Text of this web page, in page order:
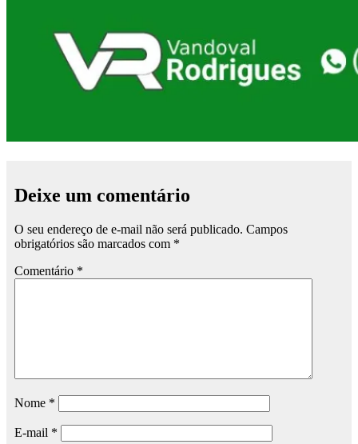
Deixe um comentário
O seu endereço de e-mail não será publicado. Campos
obrigatórios são marcados com *
Comentário *
Nome *
E-mail *